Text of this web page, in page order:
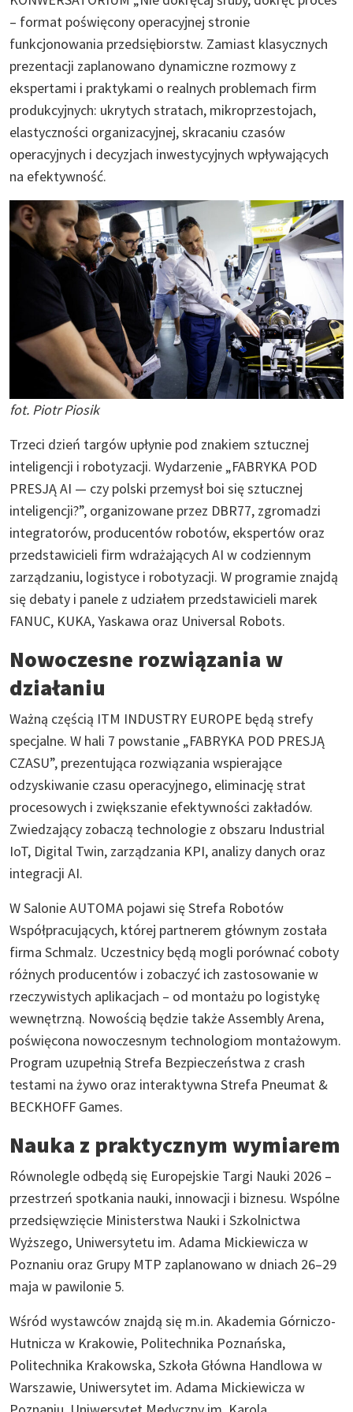
– format poświęcony operacyjnej stronie
funkcjonowania przedsiębiorstw. Zamiast klasycznych
prezentacji zaplanowano dynamiczne rozmowy z
ekspertami i praktykami o realnych problemach firm
produkcyjnych: ukrytych stratach, mikroprzestojach,
elastyczności organizacyjnej, skracaniu czasów
operacyjnych i decyzjach inwestycyjnych wpływających
na efektywność.
fot. Piotr Piosik
Trzeci dzień targów upłynie pod znakiem sztucznej
inteligencji i robotyzacji. Wydarzenie „FABRYKA POD
PRESJĄ AI — czy polski przemysł boi się sztucznej
inteligencji?”, organizowane przez DBR77, zgromadzi
integratorów, producentów robotów, ekspertów oraz
przedstawicieli firm wdrażających AI w codziennym
zarządzaniu, logistyce i robotyzacji. W programie znajdą
się debaty i panele z udziałem przedstawicieli marek
FANUC, KUKA, Yaskawa oraz Universal Robots.
Nowoczesne rozwiązania w
działaniu
Ważną częścią ITM INDUSTRY EUROPE będą strefy
specjalne. W hali 7 powstanie „FABRYKA POD PRESJĄ
CZASU”, prezentująca rozwiązania wspierające
odzyskiwanie czasu operacyjnego, eliminację strat
procesowych i zwiększanie efektywności zakładów.
Zwiedzający zobaczą technologie z obszaru Industrial
IoT, Digital Twin, zarządzania KPI, analizy danych oraz
integracji AI.
W Salonie AUTOMA pojawi się Strefa Robotów
Współpracujących, której partnerem głównym została
firma Schmalz. Uczestnicy będą mogli porównać coboty
różnych producentów i zobaczyć ich zastosowanie w
rzeczywistych aplikacjach – od montażu po logistykę
wewnętrzną. Nowością będzie także Assembly Arena,
poświęcona nowoczesnym technologiom montażowym.
Program uzupełnią Strefa Bezpieczeństwa z crash
testami na żywo oraz interaktywna Strefa Pneumat &
BECKHOFF Games.
Nauka z praktycznym wymiarem
Równolegle odbędą się Europejskie Targi Nauki 2026 –
przestrzeń spotkania nauki, innowacji i biznesu. Wspólne
przedsięwzięcie Ministerstwa Nauki i Szkolnictwa
Wyższego, Uniwersytetu im. Adama Mickiewicza w
Poznaniu oraz Grupy MTP zaplanowano w dniach 26–29
maja w pawilonie 5.
Wśród wystawców znajdą się m.in. Akademia Górniczo-
Hutnicza w Krakowie, Politechnika Poznańska,
Politechnika Krakowska, Szkoła Główna Handlowa w
Warszawie, Uniwersytet im. Adama Mickiewicza w